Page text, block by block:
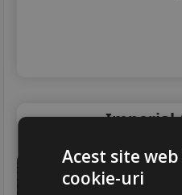
Imperial
Acest site
cookie-uri